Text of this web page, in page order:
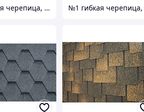
№1 гибкая черепица, композитная черепица из Европы, по лучшим ценам в Алматы